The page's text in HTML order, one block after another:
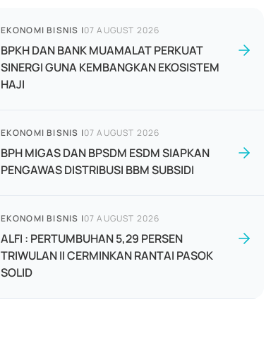
EKONOMI BISNIS |07 AUGUST 2026
BPKH DAN BANK MUAMALAT PERKUAT
SINERGI GUNA KEMBANGKAN EKOSISTEM
HAJI
EKONOMI BISNIS |07 AUGUST 2026
BPH MIGAS DAN BPSDM ESDM SIAPKAN
PENGAWAS DISTRIBUSI BBM SUBSIDI
EKONOMI BISNIS |07 AUGUST 2026
ALFI : PERTUMBUHAN 5,29 PERSEN
TRIWULAN II CERMINKAN RANTAI PASOK
SOLID